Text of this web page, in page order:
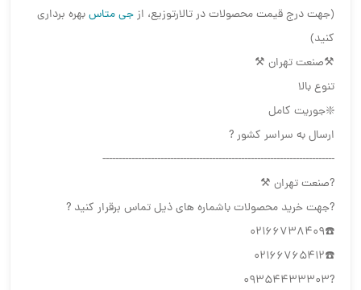
(جهت درج قیمت محصولات در تالارتوزیع، ازجی متاسبهره برداری
کنید)
⚒صنعت تهران ⚒
تنوع بالا
❇️جوریت کامل
ارسال به سراسر کشور ?
------------------------------------------------------------------------
?صنعت تهران ⚒
?جهت خرید محصولات باشماره های ذیل تماس برقرار کنید ?
☎️02166738409
☎️02166765412
?09354433303